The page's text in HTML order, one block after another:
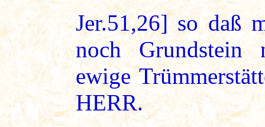
Jer.51,26] so daß
noch Grundstein
ewige
HERR.